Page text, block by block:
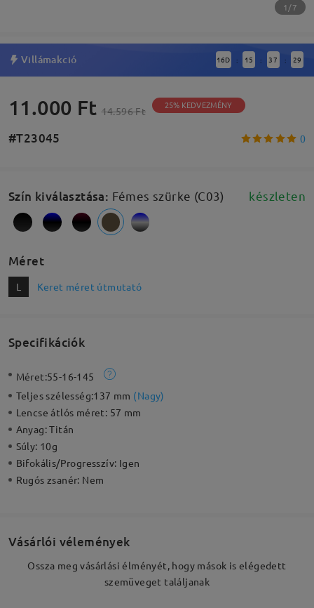
1/7
Villámakció 16D : 15 : 37 : 28
11.000 Ft 14.596 Ft 25% KEDVEZMÉNY
#T23045 0
Szín kiválasztása: Fémes szürke (C03) készleten
Méret
L Keret méret útmutató
Specifikációk
Méret:55-16-145
Teljes szélesség:137 mm (Nagy)
Lencse átlós méret: 57 mm
Anyag:Titán
Súly: 10g
Bifokális/Progresszív: Igen
Rugós zsanér: Nem
Vásárlói vélemények
Ossza meg vásárlási élményét, hogy mások is elégedett
szemüveget találjanak